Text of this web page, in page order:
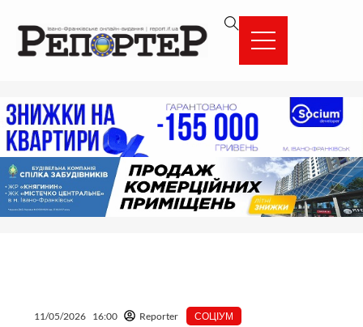
вмісту
11/05/2026 16:00 Reporter СОЦІУМ